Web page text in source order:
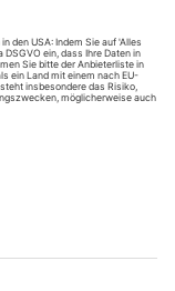
süd- afrikanischen
«Alkestis»
eine geliebte
es schwer, sie
das «Nur-alsob»